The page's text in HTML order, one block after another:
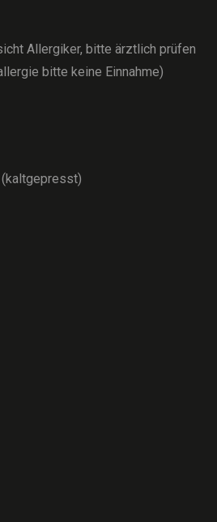
Allergiker, bitte ärztlich prüfen
bitte keine Einnahme)